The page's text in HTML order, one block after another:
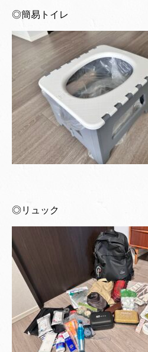
◎簡易トイレ
◎リュック